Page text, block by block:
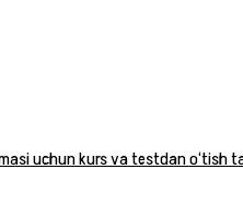
uchun kurs va testdan o‘tish